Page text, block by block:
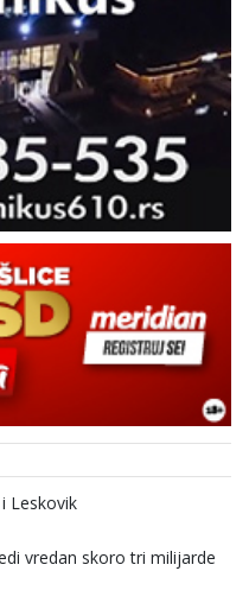
Leskovik
vredan skoro tri milijarde